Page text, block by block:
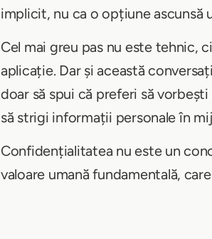
implicit, nu ca o opțiune ascunsă
Cel mai greu pas nu este tehnic,
aplicație. Dar și această
doar să spui că preferi să
să strigi informații personale în
Confidențialitatea nu este un
valoare umană fundamentală,